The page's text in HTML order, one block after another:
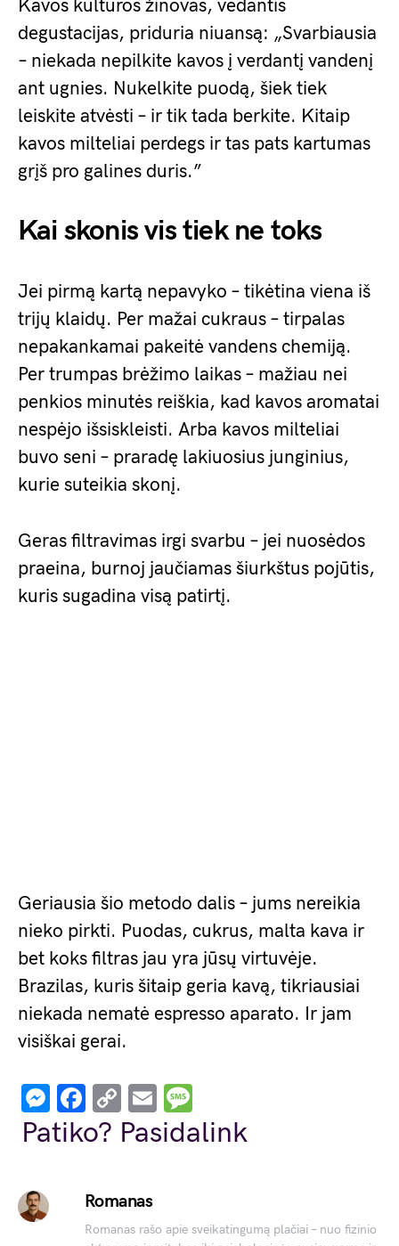
Kavos kultūros žinovas, vedantis
degustacijas, priduria niuansą: „Svarbiausia
– niekada nepilkite kavos į verdantį vandenį
ant ugnies. Nukelkite puodą, šiek tiek
leiskite atvėsti – ir tik tada berkite. Kitaip
kavos milteliai perdegs ir tas pats kartumas
grįš pro galines duris.”
Kai skonis vis tiek ne toks
Jei pirmą kartą nepavyko – tikėtina viena iš
trijų klaidų. Per mažai cukraus – tirpalas
nepakankamai pakeitė vandens chemiją.
Per trumpas brėžimo laikas – mažiau nei
penkios minutės reiškia, kad kavos aromatai
nespėjo išsiskleisti. Arba kavos milteliai
buvo seni – praradę lakiuosius junginius,
kurie suteikia skonį.
Geras filtravimas irgi svarbu – jei nuosėdos
praeina, burnoj jaučiamas šiurkštus pojūtis,
kuris sugadina visą patirtį.
Geriausia šio metodo dalis – jums nereikia
nieko pirkti. Puodas, cukrus, malta kava ir
bet koks filtras jau yra jūsų virtuvėje.
Brazilas, kuris šitaip geria kavą, tikriausiai
niekada nematė espresso aparato. Ir jam
visiškai gerai.
Messenger
Facebook
Copy
Link
Email
Patiko? Pasidalink
Romanas
Romanas rašo apie sveikatingumą plačiai – nuo fizinio